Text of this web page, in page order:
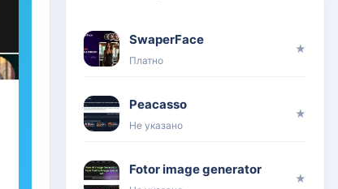
SwaperFace
Платно
★
Peacasso
Не указано
★
Fotor image generator
★